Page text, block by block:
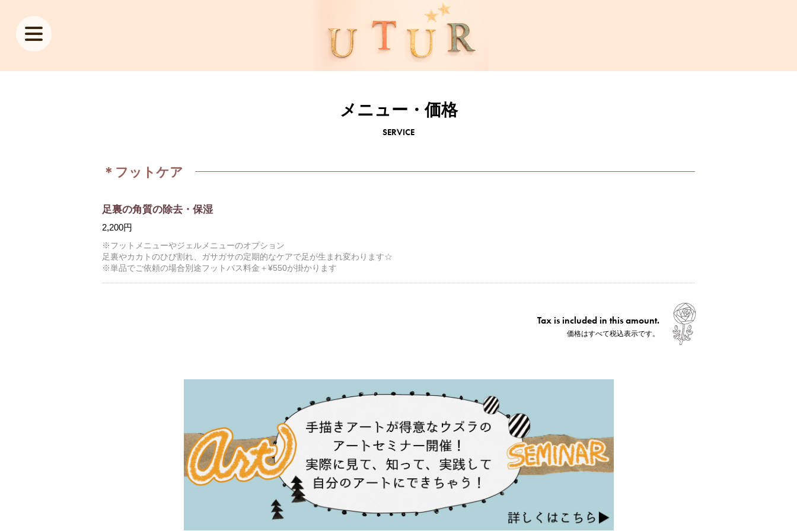
メニュー・価格
SERVICE
＊フットケア
足裏の角質の除去・保湿
2,200円
※フットメニューやジェルメニューのオプション
足裏やカカトのひび割れ、ガサガサの定期的なケアで足が生まれ変わります☆
※単品でご依頼の場合別途フットバス料金＋¥550が掛かります
Tax is included in this amount.
価格はすべて税込表示です。